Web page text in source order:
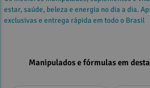
estar, saúde, beleza e energia no dia a dia.
exclusivas e entrega rápida em todo o Brasil
Manipulados e fórmulas em